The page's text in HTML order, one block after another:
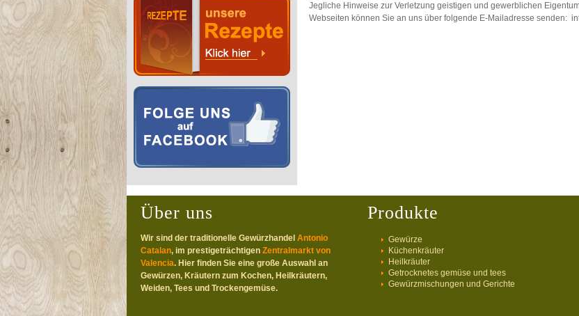
Jegliche Hinweise zur Verletzung geistigen und gewerblichen
Webseiten können Sie an uns über folgende E-Mailadresse senden:
Über uns
Wir sind der traditionelle Gewürzhandel Antonio
Catalan, im prestigeträchtigen Zentralmarkt von
Valencia. Hier finden Sie eine große Auswahl an
Gewürzen, Kräutern zum Kochen, Heilkräutern,
Weiden, Tees und Trockengemüse.
Produkte
Gewürze
Küchenkräuter
Heilkräuter
Getrocknetes gemüse und tees
Gewürzmischungen und Gerichte